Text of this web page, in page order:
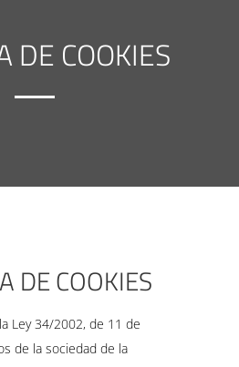
DE COOKIES
DE COOKIES
Ley 34/2002, de 11 de
de la sociedad de la